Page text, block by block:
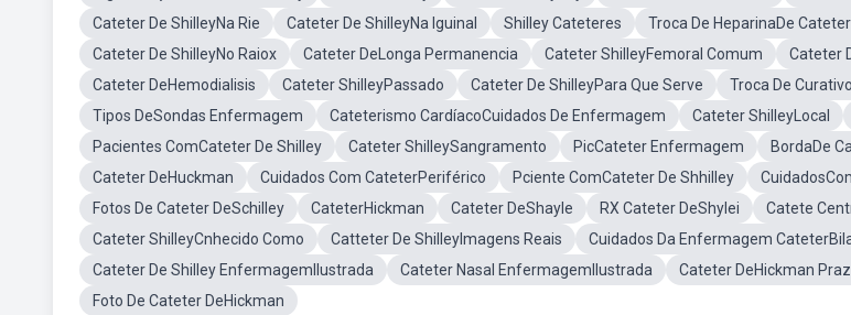
Cateter De ShilleyNa Rie
Cateter De ShilleyNa Iguinal Shilley Cateteres
Troca De HeparinaDe
Cateter De ShilleyNo Raiox
Cateter DeLonga Permanencia Cateter ShilleyFemoral Comum
Cateter
Cateter DeHemodialisis
Cateter ShilleyPassado Cateter De ShilleyPara Que Serve
Troca De
Tipos DeSondas Enfermagem
Cateterismo CardíacoCuidados De Enfermagem Cateter ShilleyLocal
Pacientes ComCateter De Shilley
Cateter ShilleySangramento PicCateter Enfermagem
BordaDe
Cateter DeHuckman
Cuidados Com CateterPeriférico Pciente ComCateter De Shhilley
Fotos De Cateter DeSchilley
CateterHickman Cateter DeShayle RX Cateter DeShylei
Catete
Cateter ShilleyCnhecido Como
Catteter De ShilleyImagens Reais
Cuidados Da Enfermagem
Cateter De Shilley EnfermagemIlustrada
Cateter Nasal EnfermagemIlustrada Cateter DeHickman
Foto De Cateter DeHickman